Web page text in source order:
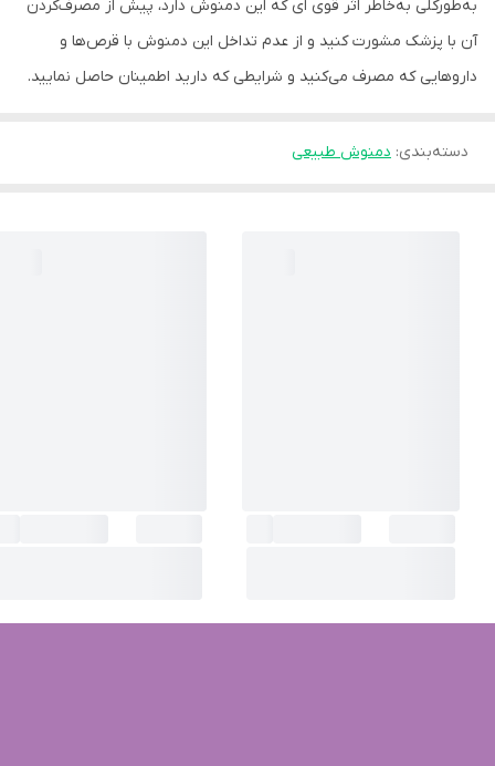
به‌طورکلی به‌خاطر اثر قوی ای که این دمنوش دارد، پیش از مصرف‌کردن
آن با پزشک مشورت کنید و از عدم تداخل این دمنوش با قرص‌ها و
داروهایی که مصرف می‌کنید و شرایطی که دارید اطمینان حاصل نمایید.
دسته‌بندی: دمنوش طبیعی